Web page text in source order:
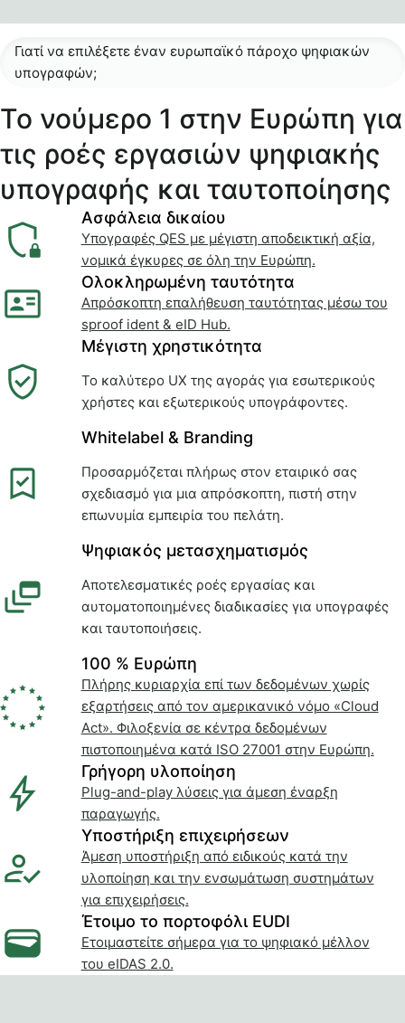
Το νούμερο 1 στην Ευρώπη για
τις ροές εργασιών ψηφιακής
υπογραφής και ταυτοποίησης
Γιατί να επιλέξετε έναν ευρωπαϊκό πάροχο ψηφιακών
υπογραφών;
Ασφάλεια δικαίου
Υπογραφές QES με μέγιστη αποδεικτική αξία,
νομικά έγκυρες σε όλη την Ευρώπη.
Ολοκληρωμένη ταυτότητα
Απρόσκοπτη επαλήθευση ταυτότητας μέσω του
sproof ident & eID Hub.
Μέγιστη χρηστικότητα
Το καλύτερο UX της αγοράς για εσωτερικούς
χρήστες και εξωτερικούς υπογράφοντες.
Whitelabel & Branding
Προσαρμόζεται πλήρως στον εταιρικό σας
σχεδιασμό για μια απρόσκοπτη, πιστή στην
επωνυμία εμπειρία του πελάτη.
Ψηφιακός μετασχηματισμός
Αποτελεσματικές ροές εργασίας και
αυτοματοποιημένες διαδικασίες για υπογραφές
και ταυτοποιήσεις.
100 % Ευρώπη
Πλήρης κυριαρχία επί των δεδομένων χωρίς
εξαρτήσεις από τον αμερικανικό νόμο «Cloud
Act». Φιλοξενία σε κέντρα δεδομένων
πιστοποιημένα κατά ISO 27001 στην Ευρώπη.
Γρήγορη υλοποίηση
Plug-and-play λύσεις για άμεση έναρξη
παραγωγής.
Υποστήριξη επιχειρήσεων
Άμεση υποστήριξη από ειδικούς κατά την
υλοποίηση και την ενσωμάτωση συστημάτων
για επιχειρήσεις.
Έτοιμο το πορτοφόλι EUDI
Ετοιμαστείτε σήμερα για το ψηφιακό μέλλον
του eIDAS 2.0.